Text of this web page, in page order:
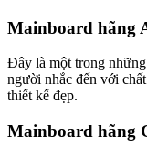
Mainboard hãng
Đây là một trong
người nhắc đến với
thiết kế đẹp.
Mainboard hãng